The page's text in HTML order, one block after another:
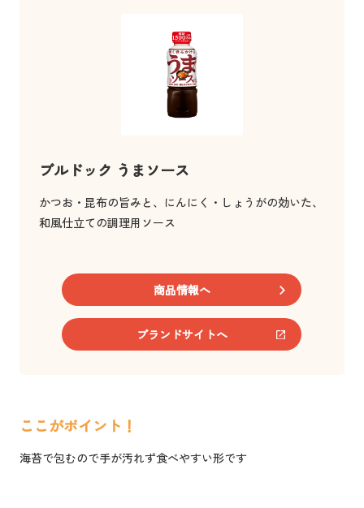
ブルドック うまソース
かつお・昆布の旨みと、にんにく・しょうがの効いた、
和風仕立ての調理用ソース
商品情報へ
ブランドサイトへ
ここがポイント！
海苔で包むので手が汚れず食べやすい形です